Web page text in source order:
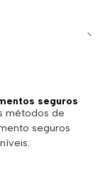
seguros
métodos de
seguros